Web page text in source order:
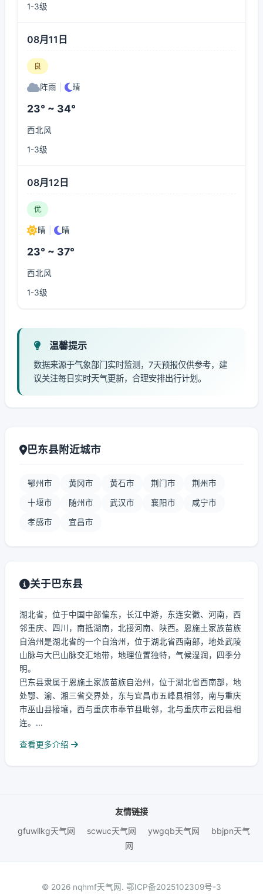
1-3级
08月11日
良
阵雨 晴
23° ~ 34°
西北风
1-3级
08月12日
优
晴 晴
23° ~ 37°
西北风
1-3级
温馨提示
数据来源于气象部门实时监测，7天预报仅供参考，建
议关注每日实时天气更新，合理安排出行计划。
巴东县附近城市
鄂州市 黄冈市 黄石市 荆门市 荆州市
十堰市 随州市 武汉市 襄阳市 咸宁市
孝感市 宜昌市
关于巴东县
湖北省，位于中国中部偏东，长江中游，东连安徽、河南，西
邻重庆、四川，南抵湖南，北接河南、陕西。恩施土家族苗族
自治州是湖北省的一个自治州，位于湖北省西南部，地处武陵
山脉与大巴山脉交汇地带，地理位置独特，气候湿润，四季分
明。
巴东县隶属于恩施土家族苗族自治州，位于湖北省西南部，地
处鄂、渝、湘三省交界处，东与宜昌市五峰县相邻，南与重庆
市巫山县接壤，西与重庆市奉节县毗邻，北与重庆市云阳县相
连。...
查看更多介绍
友情链接
gfuwllkg天气网
scwuc天气网 ywgqb天气网
bbjpn天气
网
© 2026 nqhmf天气网. 鄂ICP备2025102309号-3